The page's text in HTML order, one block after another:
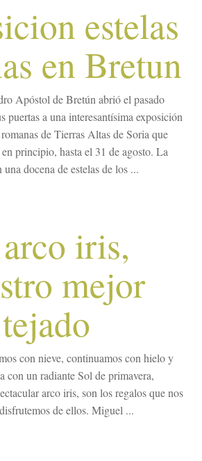
estelas
en Bretun
Apóstol de Bretún abrió el pasado
puertas a una interesantísima exposición
de Tierras Altas de Soria que
principio, hasta el 31 de agosto. La
docena de estelas de los ...
iris,
mejor
tejado
con nieve, continuamos con hielo y
con un radiante Sol de primavera,
arco iris, son los regalos que nos
de ellos. Miguel ...